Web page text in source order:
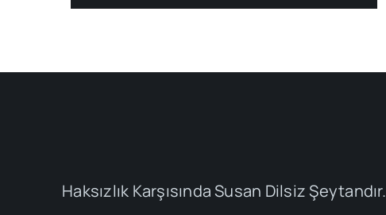
Haksızlık Karşısında Susan Dilsiz Şeytandır.